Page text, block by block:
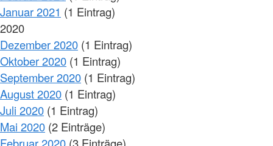
Januar 2021 (1 Eintrag)
2020
Dezember 2020 (1 Eintrag)
Oktober 2020 (1 Eintrag)
September 2020 (1 Eintrag)
August 2020 (1 Eintrag)
Juli 2020 (1 Eintrag)
Mai 2020 (2 Einträge)
Februar 2020 (3 Einträge)